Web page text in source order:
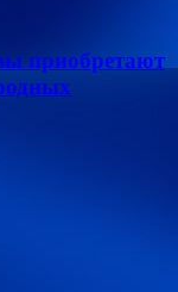
приобретают